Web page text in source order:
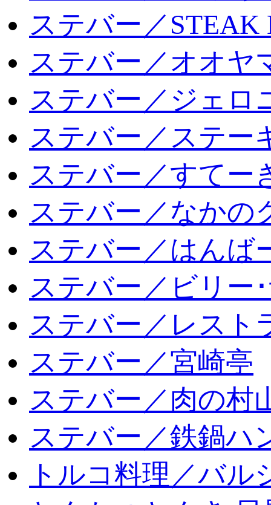
ステバー／STEAK
ステバー／オオヤ
ステバー／ジェロ
ステバー／ステー
ステバー／すてー
ステバー／なかの
ステバー／はんば
ステバー／ビリー
ステバー／レスト
ステバー／宮崎亭
ステバー／肉の村
ステバー／鉄鍋ハ
トルコ料理／バル